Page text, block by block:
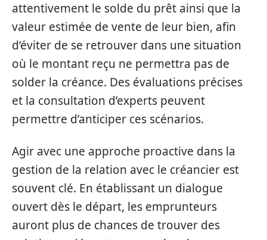
attentivement le solde du prêt ainsi que la
valeur estimée de vente de leur bien, afin
d’éviter de se retrouver dans une situation
où le montant reçu ne permettra pas de
solder la créance. Des évaluations précises
et la consultation d’experts peuvent
permettre d’anticiper ces scénarios.
Agir avec une approche proactive dans la
gestion de la relation avec le créancier est
souvent clé. En établissant un dialogue
ouvert dès le départ, les emprunteurs
auront plus de chances de trouver des